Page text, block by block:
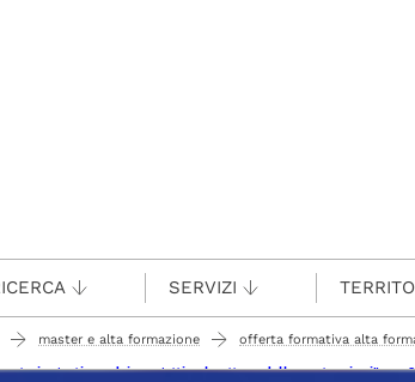
SERVIZI
master e alta formazione offerta formativa alta
in gestione dei progetti nel settore delle costruzioni" a.a.